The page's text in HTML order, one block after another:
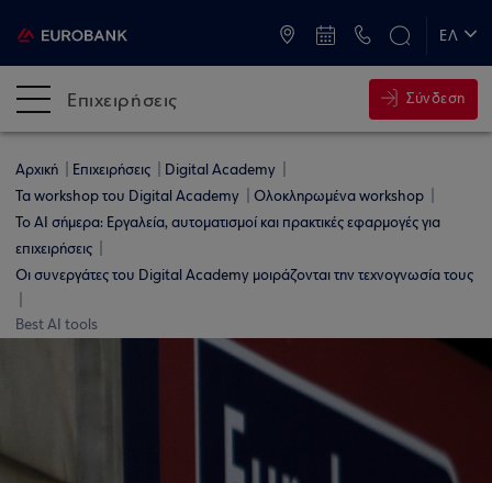
ΕΛ
Επιχειρήσεις Σύνδεση
Αρχική Επιχειρήσεις
Digital Academy
Τα workshop του Digital Academy
Ολοκληρωμένα workshop
Το AI σήμερα: Εργαλεία, αυτοματισμοί και πρακτικές εφαρμογές για
επιχειρήσεις
Οι συνεργάτες του Digital Academy μοιράζονται την τεχνογνωσία τους
Best AI tools